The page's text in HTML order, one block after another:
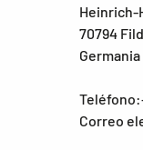
Heinrich-
70794
Germania
Correo